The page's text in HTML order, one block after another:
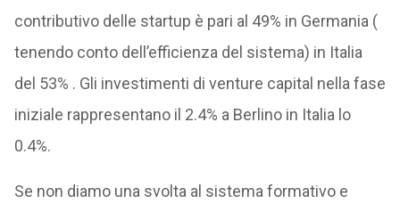
contributivo delle startup è pari al 49% in Germania (
tenendo conto dell’efficienza del sistema) in Italia
del 53% . Gli investimenti di venture capital nella fase
iniziale rappresentano il 2.4% a Berlino in Italia lo
0.4%.
Se non diamo una svolta al sistema formativo e